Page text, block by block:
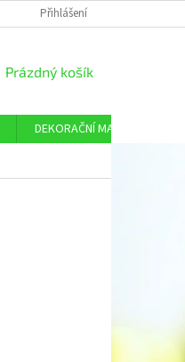
DOPRAVA A PLATBA
Přihlášení
NÁKUPNÍ
Prázdný košík
DEKORAČNÍ MATERIÁL